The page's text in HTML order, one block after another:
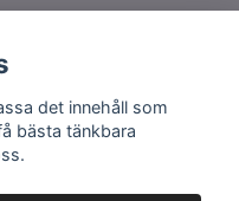
det innehåll som
bästa tänkbara